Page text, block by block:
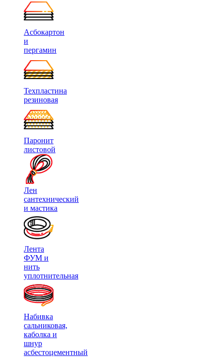
Асбокартон
и
пергамин
Техпластина
резиновая
Паронит
листовой
Лен
сантехнический
и мастика
Лента
ФУМ и
нить
уплотнительная
Набивка
сальниковая,
каболка и
шнур
асбестоцементный